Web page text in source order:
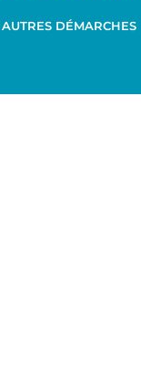
DÉMARCHES